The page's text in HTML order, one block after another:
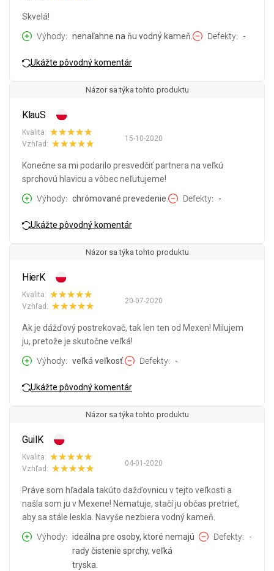
Skvelá!
Výhody
nenaľahne na ňu vodný kameň. Defekty -
Ukážte pôvodný komentár
Názor sa týka tohto produktu
KlauS
15-10-2020
Kvalita:
Vzhľad:
Konečne sa mi podarilo presvedčiť partnera na veľkú
sprchovú hlavicu a vôbec neľutujeme!
Výhody
chrómované prevedenie. Defekty -
Ukážte pôvodný komentár
Názor sa týka tohto produktu
HierK
20-07-2020
Kvalita:
Vzhľad:
Ak je dážďový postrekovač, tak len ten od Mexen! Milujem
ju, pretože je skutočne veľká!
Výhody
veľká veľkosť. Defekty -
Ukážte pôvodný komentár
Názor sa týka tohto produktu
GuilK
04-01-2020
Kvalita:
Vzhľad:
Práve som hľadala takúto dažďovnicu v tejto veľkosti a
našla som ju v Mexene! Nematuje, stačí ju občas pretrieť,
aby sa stále leskla. Navyše nezbiera vodný kameň.
Výhody
ideálna pre osoby, ktoré nemajú
rady čistenie sprchy, veľká
tryska.
Defekty -